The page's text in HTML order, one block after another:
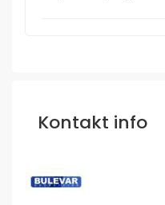
Kontakt info